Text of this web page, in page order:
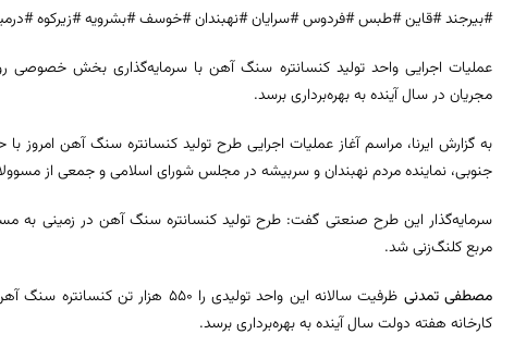
#بیرجند #قاین #طبس #فردوس #سرایان #نهبندان #خوسف #بشرویه #زیرکوه
عملیات اجرایی واحد تولید کنسانتره سنگ آهن با سرمایه‌گذاری بخش خصوصی
مجریان در سال آینده به بهره‌برداری برسد.
به گزارش ایرنا، مراسم آغاز عملیات اجرایی طرح تولید کنسانتره سنگ آهن امروز
جنوبی، نماینده مردم نهبندان و سربیشه در مجلس شورای اسلامی و جمعی از
مربع کلنگ‌زنی شد.
مصطفی تمدنی
ظرفیت سالانه این واحد تولیدی را
کارخانه هفته دولت سال آینده به بهره‌برداری برسد.